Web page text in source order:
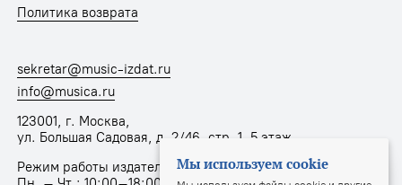
Политика возврата
sekretar@music-izdat.ru
info@musica.ru
123001, г. Москва,
ул. Большая Садовая, д. 2/46, стр. 1, 5 этаж
Режим работы издательства:Мы используем cookie